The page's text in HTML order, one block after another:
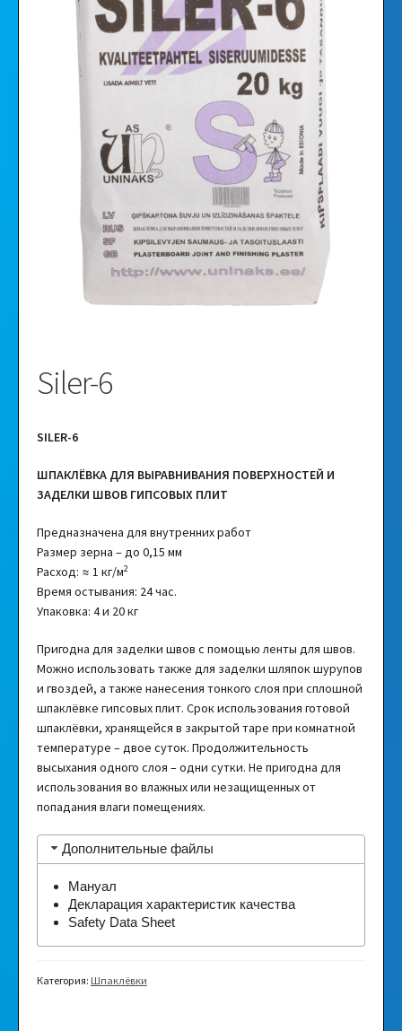
Siler-6
SILER-6
ШПАКЛЁВКА ДЛЯ ВЫРАВНИВАНИЯ ПОВЕРХНОСТЕЙ И
ЗАДЕЛКИ ШВОВ ГИПСОВЫХ ПЛИТ
Предназначена для внутренних работ
Размер зерна – до 0,15 мм
Расход: ≈ 1 кг/м2
Время остывания: 24 час.
Упаковка: 4 и 20 кг
Пригодна для заделки швов с помощью ленты для швов.
Можно использовать также для заделки шляпок шурупов
и гвоздей, а также нанесения тонкого слоя при сплошной
шпаклёвке гипсовых плит. Срок использования готовой
шпаклёвки, хранящейся в закрытой таре при комнатной
температуре – двое суток. Продолжительность
высыхания одного слоя – одни сутки. Не пригодна для
использования во влажных или незащищенных от
попадания влаги помещениях.
Дополнительные файлы
Мануал
Декларация характеристик качества
Safety Data Sheet
Категория: Шпаклёвки